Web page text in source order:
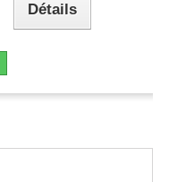
Détails